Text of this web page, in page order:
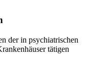
der in psychiatrischen
tätigen